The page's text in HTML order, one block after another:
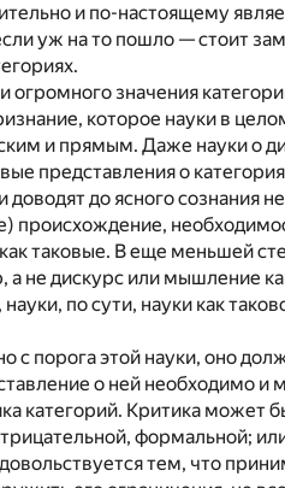
и по-настоящему
уж на то пошло — стоит
огромного значения
которое науки в
и прямым. Даже науки о
представления о
до ясного сознания
происхождение,
таковые. В еще меньшей
не дискурс или мышление
по сути, науки как
порога этой науки, оно
о ней необходимо и
категорий. Критика может
формальной;
тем, что